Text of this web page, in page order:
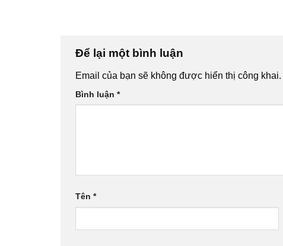
Để lại một bình luận
Email của bạn sẽ không được hiển thị công khai.
Bình luận *
Tên *